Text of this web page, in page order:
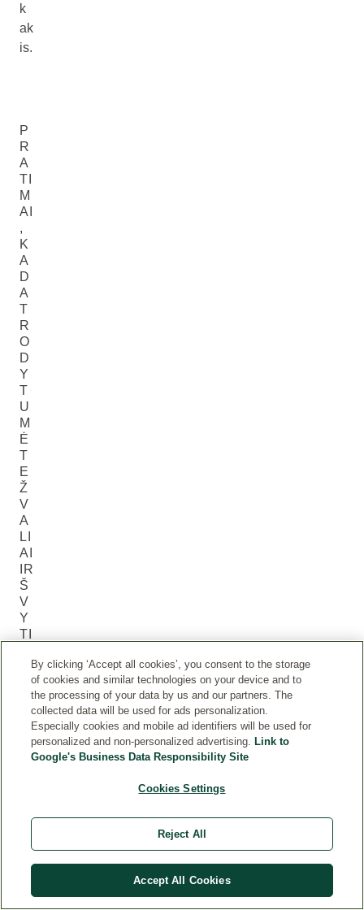
k
ak
is.
P
R
A
TI
M
AI
,
K
A
D
A
T
R
O
D
Y
T
U
M
Ė
T
E
Ž
V
A
LI
AI
IR
Š
V
Y
TI
ČI
AI
ak
tai
By clicking ‘Accept all cookies’, you consent to the storage
of cookies and similar technologies on your device and to
the processing of your data by us and our partners. The
collected data will be used for ads personalization.
Especially cookies and mobile ad identifiers will be used for
personalized and non-personalized advertising. Link to
Google's Business Data Responsibility Site
Cookies Settings
Reject All
Accept All Cookies